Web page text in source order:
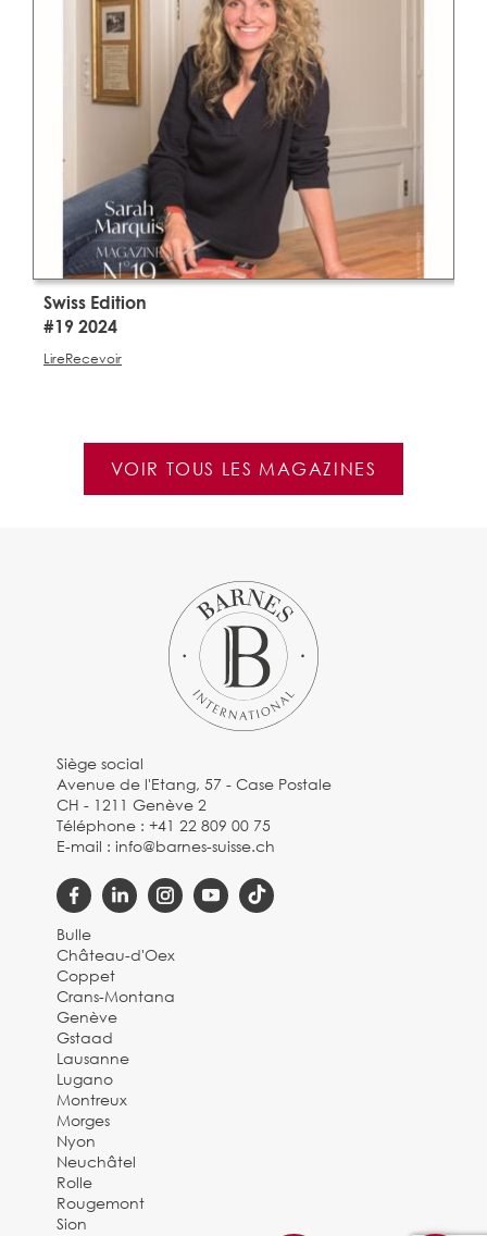
Swiss Edition
#19 2024
LireRecevoir
VOIR TOUS LES MAGAZINES
Siège social
Avenue de l'Etang, 57 - Case Postale
CH - 1211 Genève 2
Téléphone :+41 22 809 00 75
E-mail :info@barnes-suisse.ch
Bulle
Château-d'Oex
Coppet
Crans-Montana
Genève
Gstaad
Lausanne
Lugano
Montreux
Morges
Nyon
Neuchâtel
Rolle
Rougemont
Sion